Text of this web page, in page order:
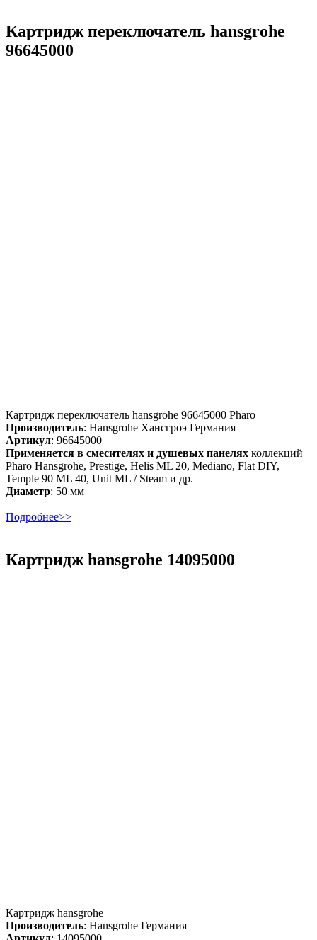
Картридж переключатель hansgrohe
96645000
Картридж переключатель hansgrohe 96645000 Pharo
Производитель: Hansgrohe Хансгроэ Германия
Артикул: 96645000
Применяется в смесителях и душевых панелях коллекций
Pharo Hansgrohe, Prestige, Helis ML 20, Mediano, Flat DIY,
Temple 90 ML 40, Unit ML / Steam и др.
Диаметр: 50 мм
Подробнее>>
Картридж hansgrohe 14095000
Картридж hansgrohe
Производитель: Hansgrohe Германия